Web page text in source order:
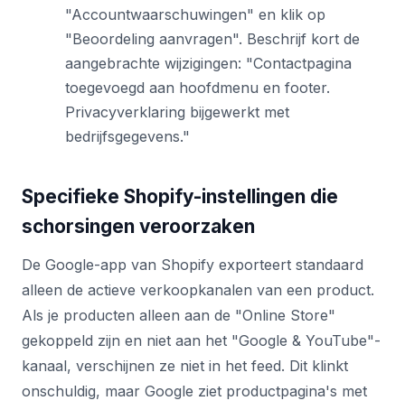
"Accountwaarschuwingen" en klik op
"Beoordeling aanvragen". Beschrijf kort de
aangebrachte wijzigingen: "Contactpagina
toegevoegd aan hoofdmenu en footer.
Privacyverklaring bijgewerkt met
bedrijfsgegevens."
Specifieke Shopify-instellingen die
schorsingen veroorzaken
De Google-app van Shopify exporteert standaard
alleen de actieve verkoopkanalen van een product.
Als je producten alleen aan de "Online Store"
gekoppeld zijn en niet aan het "Google & YouTube"-
kanaal, verschijnen ze niet in het feed. Dit klinkt
onschuldig, maar Google ziet productpagina's met